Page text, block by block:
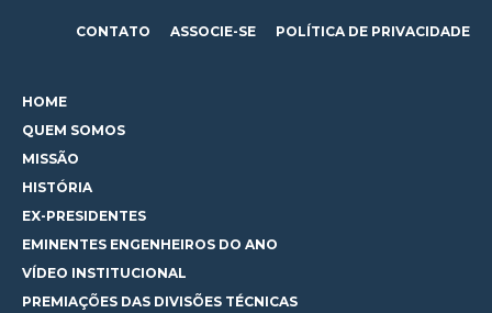
CONTATO ASSOCIE-SE POLÍTICA DE PRIVACIDADE
HOME
QUEM SOMOS
MISSÃO
HISTÓRIA
EX-PRESIDENTES
EMINENTES ENGENHEIROS DO ANO
VÍDEO INSTITUCIONAL
PREMIAÇÕES DAS DIVISÕES TÉCNICAS